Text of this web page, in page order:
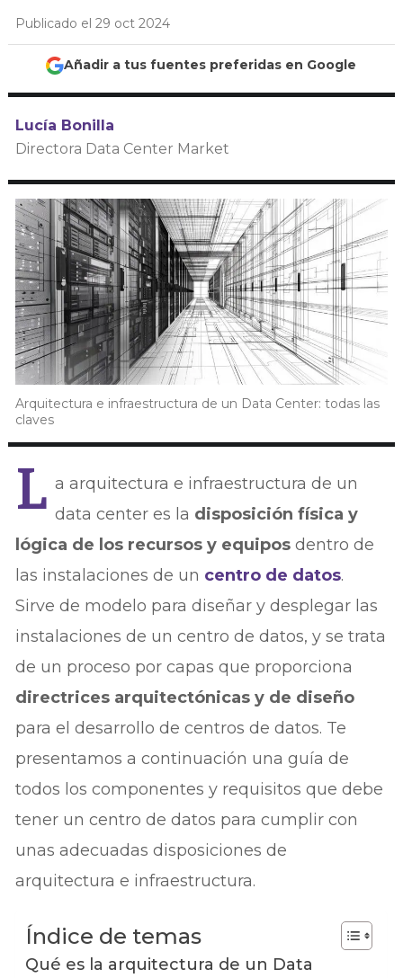
Publicado el 29 oct 2024
Añadir a tus fuentes preferidas en Google
Lucía Bonilla
Directora Data Center Market
Arquitectura e infraestructura de un Data Center: todas las
claves
L a arquitectura e infraestructura de un
data center es la disposición física y
lógica de los recursos y equiposdentro de
las instalaciones de un centro de datos.
Sirve de modelo para diseñar y desplegar las
instalaciones de un centro de datos, y se trata
de un proceso por capas que proporciona
directrices arquitectónicas y de diseño
para el desarrollo de centros de datos. Te
presentamos a continuación una guía de
todos los componentes y requisitos que debe
tener un centro de datos para cumplir con
unas adecuadas disposiciones de
arquitectura e infraestructura.
Índice de temas
Qué es la arquitectura de un Data